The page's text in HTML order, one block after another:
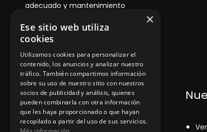
adecuado y mantenimiento
Dónde encontrarnos
+34871043524 V
×
Ese sitio web utiliza
cookies
Utilizamos cookies para personalizar el
contenido, los anuncios y analizar nuestro
tráfico. También compartimos información
sobre su uso de nuestro sitio con nuestros
socios de publicidad y análisis, quienes
pueden combinarla con otra información
que les haya proporcionado o que hayan
recopilado a partir del uso de sus servicios.